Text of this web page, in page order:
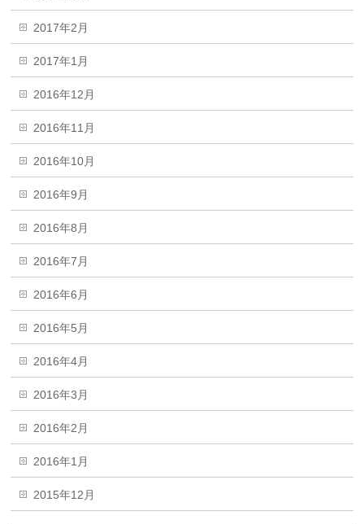
2017年2月
2017年1月
2016年12月
2016年11月
2016年10月
2016年9月
2016年8月
2016年7月
2016年6月
2016年5月
2016年4月
2016年3月
2016年2月
2016年1月
2015年12月